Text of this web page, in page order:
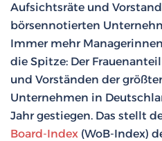
Aufsichtsräte und
börsennotierten
Immer mehr
die Spitze: Der
und Vorständen der
Unternehmen in
Jahr gestiegen. Das stellt
Board-Index (WoB-Index)